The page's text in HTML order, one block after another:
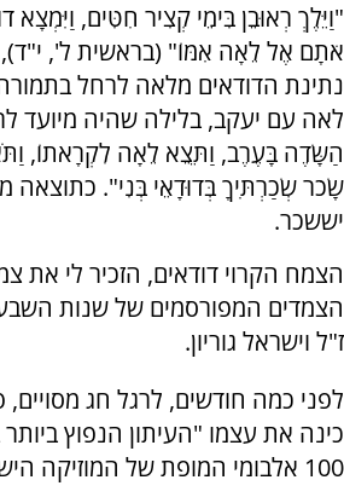
"וַיֵּלֶךְ רְאוּבֵן בִּימֵי קְצִיר חִטִּים, וַיִּמְצָא
אֹתָם אֶל לֵאָה אִמּוֹ" (בראשית ל',
נתינת הדודאים מלאה לרחל
לאה עם יעקב, בלילה שהיה מיועד
הַשָּׂדֶה בָּעֶרֶב, וַתֵּצֵא לֵאָה לִקְרָאתוֹ,
שָׂכֹר שְׂכַרְתִּיךָ בְּדוּדָאֵי בְּנִי". כתוצאה
יששכר.
הצמח הקרוי דודאים, הזכיר לי את
הצמדים המפורסמים של שנות
ז"ל וישראל גוריון.
לפני כמה חודשים, לרגל חג
כינה את עצמו "העיתון הנפוץ
100 אלבומי המופת של המוזיקה הישראלית.